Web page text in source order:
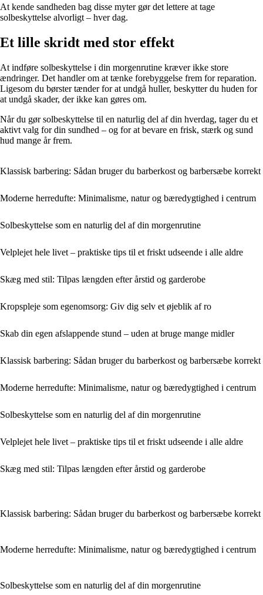
At kende sandheden bag disse myter gør det lettere at tage
solbeskyttelse alvorligt – hver dag.
Et lille skridt med stor effekt
At indføre solbeskyttelse i din morgenrutine kræver ikke store
ændringer. Det handler om at tænke forebyggelse frem for reparation.
Ligesom du børster tænder for at undgå huller, beskytter du huden for
at undgå skader, der ikke kan gøres om.
Når du gør solbeskyttelse til en naturlig del af din hverdag, tager du et
aktivt valg for din sundhed – og for at bevare en frisk, stærk og sund
hud mange år frem.
Klassisk barbering: Sådan bruger du barberkost og barbersæbe korrekt
Moderne herredufte: Minimalisme, natur og bæredygtighed i centrum
Solbeskyttelse som en naturlig del af din morgenrutine
Velplejet hele livet – praktiske tips til et friskt udseende i alle aldre
Skæg med stil: Tilpas længden efter årstid og garderobe
Kropspleje som egenomsorg: Giv dig selv et øjeblik af ro
Skab din egen afslappende stund – uden at bruge mange midler
Klassisk barbering: Sådan bruger du barberkost og barbersæbe korrekt
Moderne herredufte: Minimalisme, natur og bæredygtighed i centrum
Solbeskyttelse som en naturlig del af din morgenrutine
Velplejet hele livet – praktiske tips til et friskt udseende i alle aldre
Skæg med stil: Tilpas længden efter årstid og garderobe
Klassisk barbering: Sådan bruger du barberkost og barbersæbe korrekt
Moderne herredufte: Minimalisme, natur og bæredygtighed i centrum
Solbeskyttelse som en naturlig del af din morgenrutine